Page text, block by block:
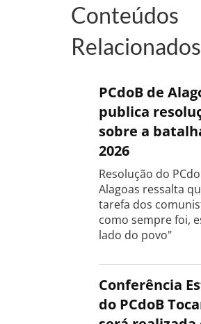
Conteúdos
Relacionados
PCdoB de
publica
sobre a
2026
Resolução do
Alagoas ressalta
tarefa dos
como sempre foi,
lado do povo"
Conferência
do PCdoB